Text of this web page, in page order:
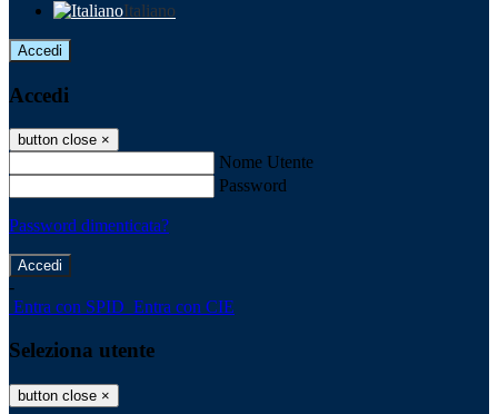
Italiano
Accedi
Accedi
button close ×
Nome Utente
Password
Password dimenticata?
-
Entra con SPID Entra con CIE
Seleziona utente
button close ×